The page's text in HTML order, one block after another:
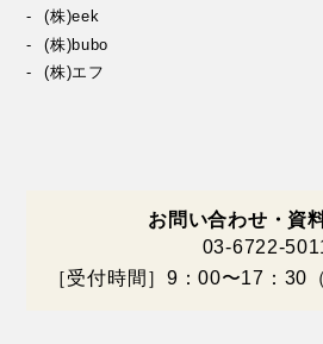
(株)eek
(株)bubo
(株)エフ
お問い合わせ・資
03-6722-
［受付時間］9：00〜17：30